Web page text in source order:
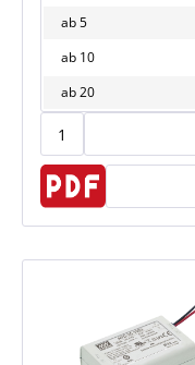
ab5
ab 10
ab20